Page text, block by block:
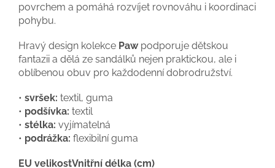
povrchem a pomáhá rozvíjet rovnováhu i koordinaci
pohybu.
Hravý design kolekce Pawpodporuje dětskou
fantazii a dělá ze sandálků nejen praktickou, ale i
oblíbenou obuv pro každodenní dobrodružství.
• svršek: textil, guma
• podšívka: textil
• stélka: vyjímatelná
• podrážka: flexibilní guma
EU velikostVnitřní délka (cm)